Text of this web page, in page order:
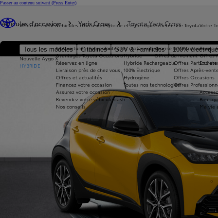
Passer au contenu suivant (Press Enter)
Véhicules neufs
Tous les modèles Citadines SUV & Familiales 100%
Nouvelle Aygo X
HYBRIDE
Véhicules d'occasion
Nos voitures d'occasion
Avantages Toyota Occasions
Réservez en ligne
Livraison près de chez vous
Offres et actualités
Financez votre occasion
Assurez votre occasion
Revendez votre véhicule cash
Nos conseils
Hybride et électrique
Toutes les motorisations
Hybride
Hybride Rechargeable
100% Électrique
Hydrogène
Toutes nos technologies
Acheter une Toyota
Reprise de votre voiture
Offres du moment
Offres Particuliers
Offres Après-
Offres Occasions
Offres
Votre
Toyota
Offres
Ma vie
Véhicules d'occasion Yaris Cross Toyota Yaris Cross